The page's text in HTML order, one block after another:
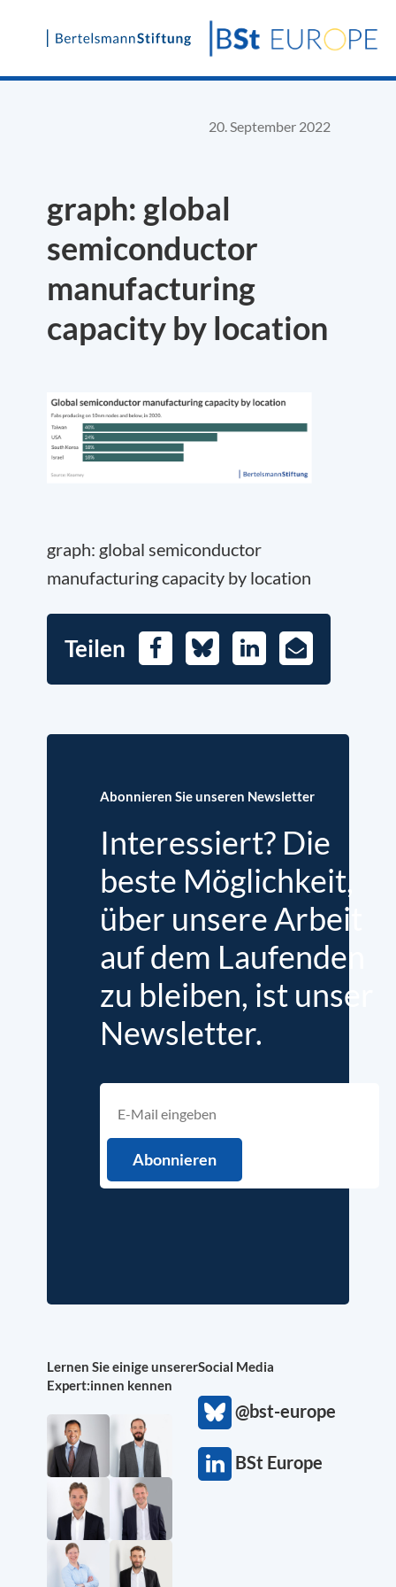
Skip
20. September 2022
graph: global
semiconductor
manufacturing
capacity by location
graph: global semiconductor
manufacturing capacity by location
Teilen FacebookBlueskyLinkedIn
E-
Mail
Abonnieren Sie unseren Newsletter
Interessiert? Die
beste Möglichkeit,
über unsere Arbeit
auf dem Laufenden
zu bleiben, ist unser
Newsletter.
Lernen Sie einige unserer
Expert:innen kennen
Social Media
@bst-europe
BSt Europe